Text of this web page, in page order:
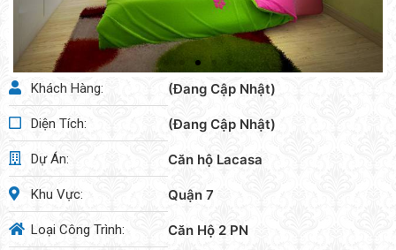
Khách Hàng:
Diện Tích:
Dự Án:
Khu Vực:
Loại Công Trình:
(Đang Cập Nhật)
(Đang Cập Nhật)
Căn hộ Lacasa
Quận 7
Căn Hộ 2 PN